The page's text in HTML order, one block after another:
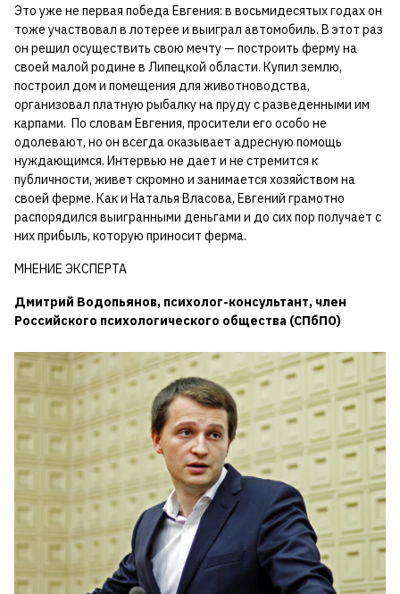
Это уже не первая победа Евгения: в восьмидесятых годах он
тоже участвовал в лотерее и выиграл автомобиль. В этот раз
он решил осуществить свою мечту — построить ферму на
своей малой родине в Липецкой области. Купил землю,
построил дом и помещения для животноводства,
организовал платную рыбалку на пруду с разведенными им
карпами. По словам Евгения, просители его особо не
одолевают, но он всегда оказывает адресную помощь
нуждающимся. Интервью не дает и не стремится к
публичности, живет скромно и занимается хозяйством на
своей ферме. Как и Наталья Власова, Евгений грамотно
распорядился выигранными деньгами и до сих пор получает с
них прибыль, которую приносит ферма.
МНЕНИЕ ЭКСПЕРТА
Дмитрий Водопьянов, психолог-консультант, член
Российского психологического общества (СПбПО)